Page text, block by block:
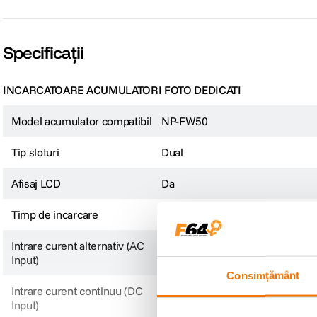
Consimțământ
Tensiune de intrerupere descarcare: 5.5V
Temperatura de descarcare: -10°C pana la 60°C
Materiale: PC + ABS
Specificații
INCARCATOARE ACUMULATORI FOTO DEDICATI
Model acumulator compatibil NP-FW50
Tip sloturi Dual
Afisaj LCD Da
Timp de incarcare
Intrare curent alternativ (AC
Input)
N/A
Intrare curent continuu (DC
Input)
5 V / 2 A